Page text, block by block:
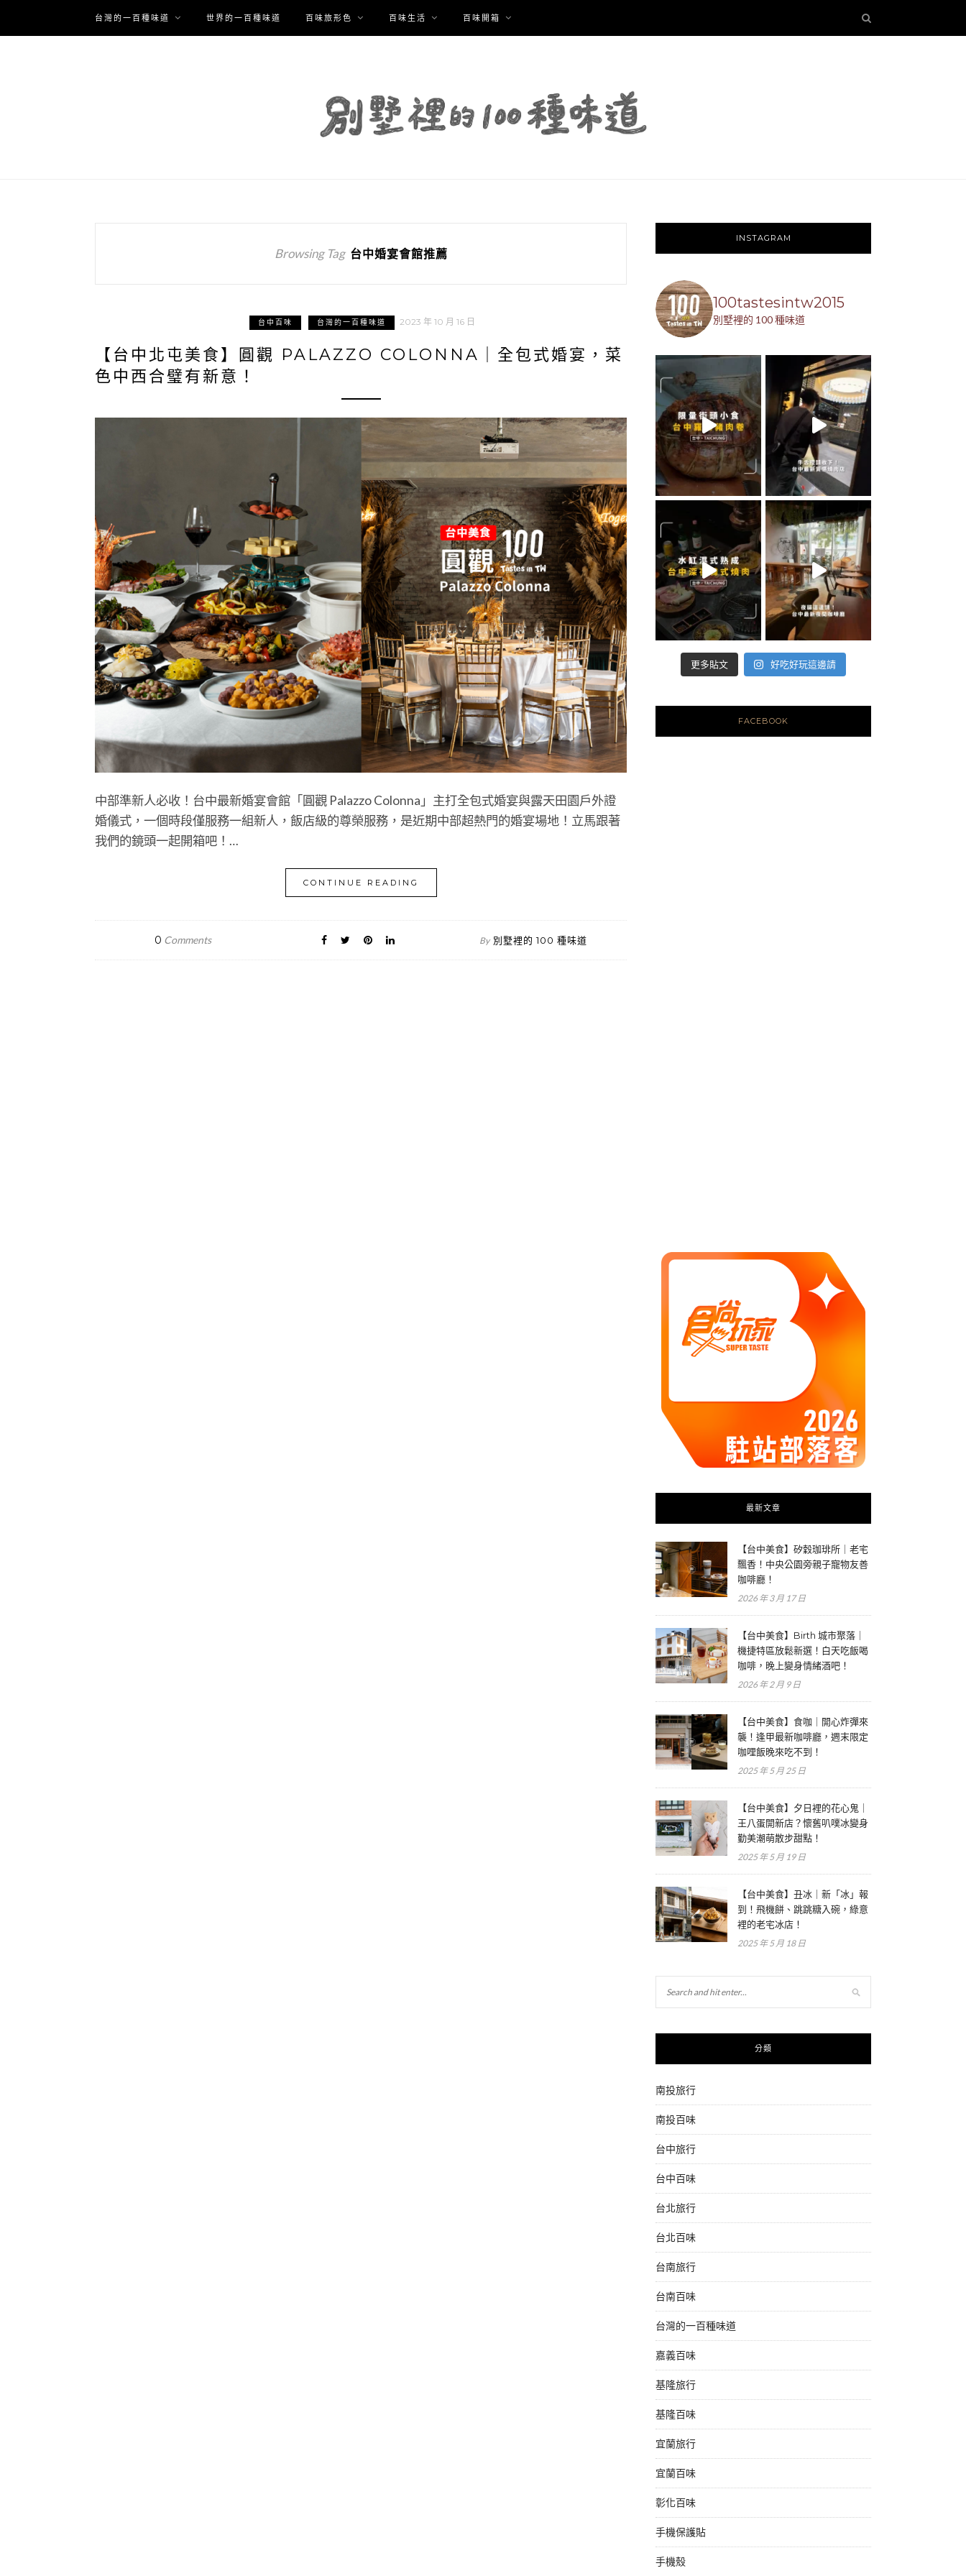
台灣的一百種味道 世界的一百種味道 百味旅形色 百味生活 百味開箱
Browsing Tag 台中婚宴會館推薦
台中百味 台灣的一百種味道 2023 年 10 月 16 日
【台中北屯美食】圓觀 PALAZZO COLONNA｜全包式婚宴，菜
色中西合璧有新意！
中部準新人必收！台中最新婚宴會館「圓觀 Palazzo Colonna」主打全包式婚宴與露天田園戶外證
婚儀式，一個時段僅服務一組新人，飯店級的尊榮服務，是近期中部超熱門的婚宴場地！立馬跟著
我們的鏡頭一起開箱吧！…
CONTINUE READING
0 Comments By 別墅裡的 100 種味道
INSTAGRAM
100tastesintw2015
別墅裡的 100 種味道
更多貼文 好吃好玩這邊請
FACEBOOK
最新文章
【台中美食】矽穀珈琲所｜老宅
飄香！中央公園旁親子寵物友善
咖啡廳！
2026 年 3 月 17 日
【台中美食】Birth 城市聚落｜
機捷特區放鬆新選！白天吃飯喝
咖啡，晚上變身情緒酒吧！
2026 年 2 月 9 日
【台中美食】食咖｜開心炸彈來
襲！逢甲最新咖啡廳，週末限定
咖哩飯晚來吃不到！
2025 年 5 月 25 日
【台中美食】夕日裡的花心鬼｜
王八蛋開新店？懷舊叭噗冰變身
勤美潮萌散步甜點！
2025 年 5 月 19 日
【台中美食】丑冰｜新「冰」報
到！飛機餅、跳跳糖入碗，綠意
裡的老宅冰店！
2025 年 5 月 18 日
分類
南投旅行
南投百味
台中旅行
台中百味
台北旅行
台北百味
台南旅行
台南百味
台灣的一百種味道
嘉義百味
基隆旅行
基隆百味
宜蘭旅行
宜蘭百味
彰化百味
手機保護貼
手機殼